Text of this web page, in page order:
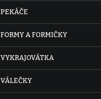
PEKÁČE
FORMY A FORMIČKY
VYKRAJOVÁTKA
VÁLEČKY